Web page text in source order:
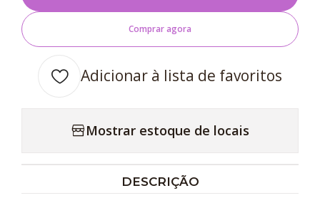
Comprar agora
Adicionar à lista de favoritos
Mostrar estoque de locais
DESCRIÇÃO